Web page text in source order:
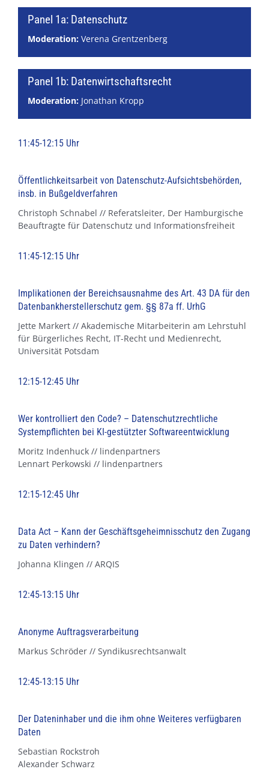
Panel 1a: Datenschutz
Moderation:Verena Grentzenberg
Panel 1b: Datenwirtschaftsrecht
Moderation:Jonathan Kropp
11:45-12:15 Uhr
Öffentlichkeitsarbeit von Datenschutz-Aufsichtsbehörden,
insb. in Bußgeldverfahren
Christoph Schnabel // Referatsleiter, Der Hamburgische
Beauftragte für Datenschutz und Informationsfreiheit
11:45-12:15 Uhr
Implikationen der Bereichsausnahme des Art. 43 DA für den
Datenbankherstellerschutz gem. §§ 87a ff. UrhG
Jette Markert // Akademische Mitarbeiterin am Lehrstuhl
für Bürgerliches Recht, IT-Recht und Medienrecht,
Universität Potsdam
12:15-12:45 Uhr
Wer kontrolliert den Code? – Datenschutzrechtliche
Systempflichten bei KI-gestützter Softwareentwicklung
Moritz Indenhuck // lindenpartners
Lennart Perkowski // lindenpartners
12:15-12:45 Uhr
Data Act – Kann der Geschäftsgeheimnisschutz den Zugang
zu Daten verhindern?
Johanna Klingen // ARQIS
12:45-13:15 Uhr
Anonyme Auftragsverarbeitung
Markus Schröder // Syndikusrechtsanwalt
12:45-13:15 Uhr
Der Dateninhaber und die ihm ohne Weiteres verfügbaren
Daten
Sebastian Rockstroh
Alexander Schwarz